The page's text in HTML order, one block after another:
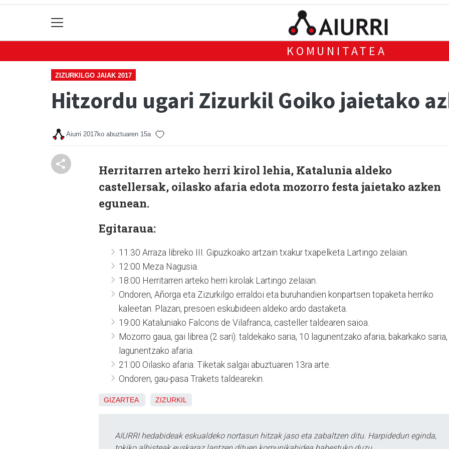
KOMUNITATEA
ZIZURKILGO JAIAK 2017
Hitzordu ugari Zizurkil Goiko jaietako
Aiurri 2017ko abuztuaren 15a
Herritarren arteko herri kirol lehia, Katalunia aldeko
castellersak, oilasko afaria edota mozorro festa jaietako azken
egunean.
Egitaraua:
11:30 Arraza libreko III. Gipuzkoako artzain txakur txapelketa Lartingo zelaian.
12:00 Meza Nagusia.
18:00 Herritarren arteko herri kirolak Lartingo zelaian.
Ondoren, Añorga eta Zizurkilgo erraldoi eta buruhandien konpartsen topaketa herriko
kaleetan. Plazan, presoen eskubideen aldeko ardo dastaketa.
19:00 Kataluniako Falcons de Vilafranca, casteller taldearen saioa.
Mozorro gaua, gai librea (2 sari): taldekako saria, 10 lagunentzako afaria; bakarkako
lagunentzako afaria.
21:00 Oilasko afaria. Tiketak salgai abuztuaren 13ra arte.
Ondoren, gau-pasa Trakets taldearekin.
GIZARTEA ZIZURKIL
AIURRI hedabideak eskualdeko nortasun hitzak jaso eta zabaltzen ditu. Harpidedun eginda,